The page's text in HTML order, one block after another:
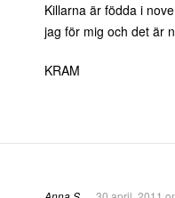
Killarna är födda i
jag för mig och det är
KRAM